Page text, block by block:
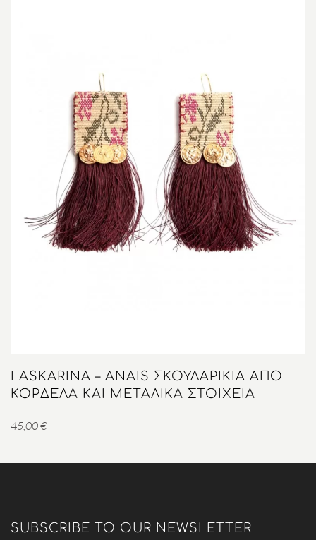
LASKARINA – ANAIS ΣΚΟΥΛΑΡΊΚΙΑ ΑΠΌ
ΚΟΡΔΈΛΑ ΚΑΙ ΜΕΤΑΛΙΚΆ ΣΤΟΙΧΕΊΑ
45,00€
SUBSCRIBE TO OUR NEWSLETTER